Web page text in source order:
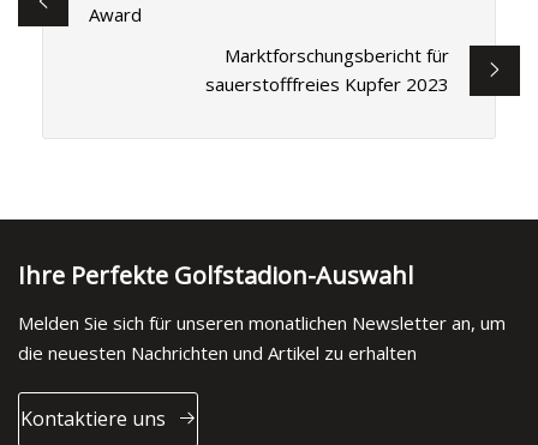
Award
Marktforschungsbericht für
sauerstofffreies Kupfer 2023
Ihre Perfekte Golfstadion-Auswahl
Melden Sie sich für unseren monatlichen Newsletter an, um
die neuesten Nachrichten und Artikel zu erhalten
Kontaktiere uns